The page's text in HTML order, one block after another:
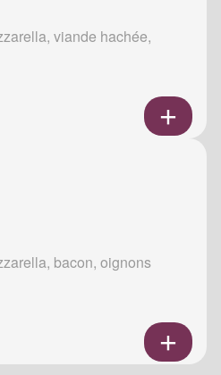
viande hachée,
bacon, oignons